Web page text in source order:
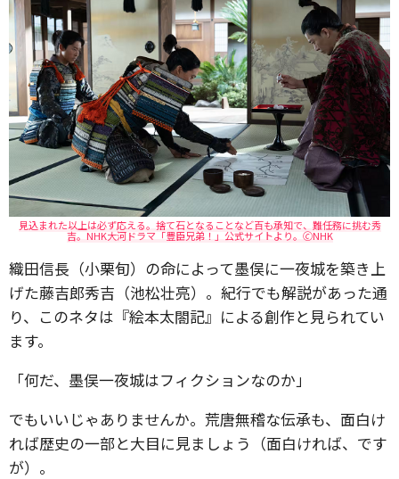
見込まれた以上は必ず応える。捨て石となることなど百も承知で、難任務に挑む秀
吉。NHK大河ドラマ「豊臣兄弟！」公式サイトより。🄫NHK
織田信長（小栗旬）の命によって墨俣に一夜城を築き上
げた藤吉郎秀吉（池松壮亮）。紀行でも解説があった通
り、このネタは『絵本太閤記』による創作と見られてい
ます。
「何だ、墨俣一夜城はフィクションなのか」
でもいいじゃありませんか。荒唐無稽な伝承も、面白け
れば歴史の一部と大目に見ましょう（面白ければ、です
が）。